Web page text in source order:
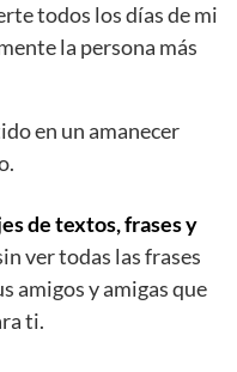
todos los días de mi
la persona más
en un amanecer
de textos, frases y
ver todas las frases
amigos y amigas que
ti.